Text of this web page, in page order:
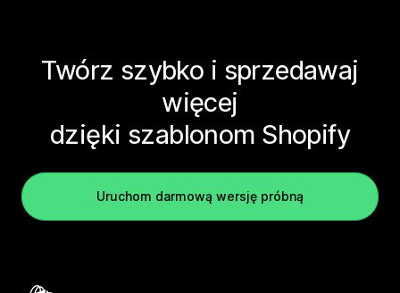
Twórz szybko i sprzedawaj
więcej
dzięki szablonom Shopify
Uruchom darmową wersję próbną